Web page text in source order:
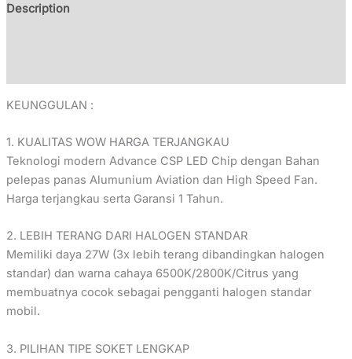
Description
KEUNGGULAN :
1. KUALITAS WOW HARGA TERJANGKAU
Teknologi modern Advance CSP LED Chip dengan Bahan
pelepas panas Alumunium Aviation dan High Speed Fan.
Harga terjangkau serta Garansi 1 Tahun.
2. LEBIH TERANG DARI HALOGEN STANDAR
Memiliki daya 27W (3x lebih terang dibandingkan halogen
standar) dan warna cahaya 6500K/2800K/Citrus yang
membuatnya cocok sebagai pengganti halogen standar
mobil.
3. PILIHAN TIPE SOKET LENGKAP